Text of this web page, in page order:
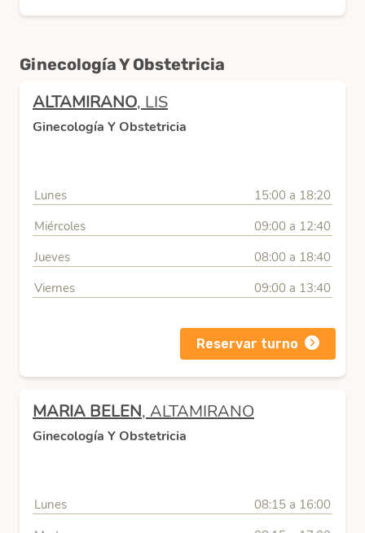
Ginecología Y Obstetricia
ALTAMIRANO, LIS
Ginecología Y Obstetricia
Lunes
15:00 a 18:20
Miércoles
09:00 a 12:40
Jueves
08:00 a 18:40
Viernes
09:00 a 13:40
Reservar turno
MARIA BELEN, ALTAMIRANO
Ginecología Y Obstetricia
Lunes
08:15 a 16:00